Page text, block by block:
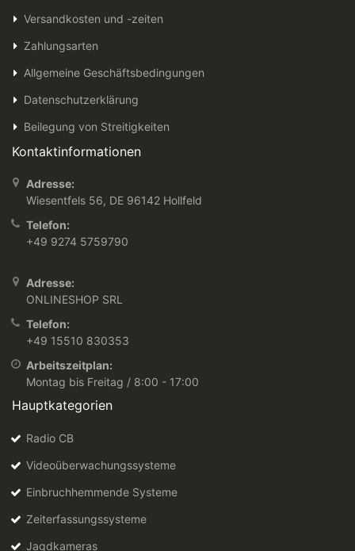
Versandkosten und -zeiten
Zahlungsarten
Allgemeine Geschäftsbedingungen
Datenschutzerklärung
Beilegung von Streitigkeiten
Kontaktinformationen
Adresse:
Wiesentfels 56, DE 96142 Hollfeld
Telefon:
+49 9274 5759790
Adresse:
ONLINESHOP SRL
Telefon:
+49 15510 830353
Arbeitszeitplan:
Montag bis Freitag / 8:00 - 17:00
Hauptkategorien
Radio CB
Videoüberwachungssysteme
Einbruchhemmende Systeme
Zeiterfassungssysteme
Jagdkameras